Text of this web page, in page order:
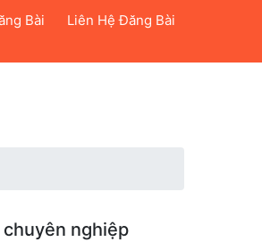
Bài Liên Hệ Đăng Bài
nghiệp